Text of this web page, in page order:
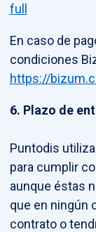
full
En caso de
condiciones
https://
6. Plazo de
Puntodis
para cumplir
aunque éstas
que en ningún
contrato o